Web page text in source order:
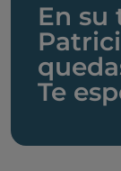
En su
Te